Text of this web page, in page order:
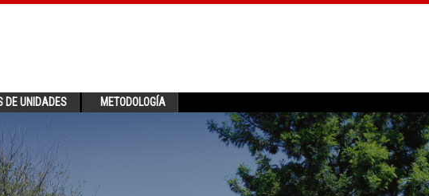
DE UNIDADES METODOLOGÍA